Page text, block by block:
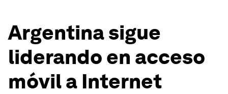
Argentina sigue
liderando en acceso
móvil a Internet